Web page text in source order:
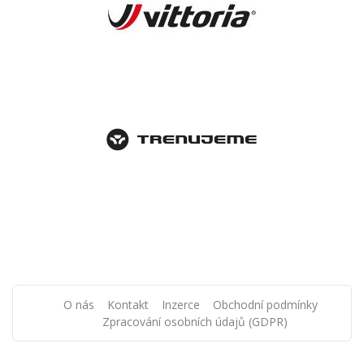
O nás Kontakt Inzerce
Obchodní podmínky
Zpracování osobních údajů (GDPR)